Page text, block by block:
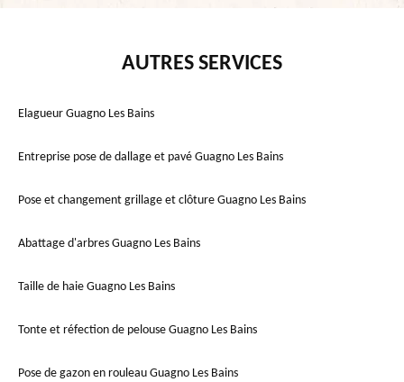
AUTRES SERVICES
Elagueur Guagno Les Bains
Entreprise pose de dallage et pavé Guagno Les Bains
Pose et changement grillage et clôture Guagno Les Bains
Abattage d'arbres Guagno Les Bains
Taille de haie Guagno Les Bains
Tonte et réfection de pelouse Guagno Les Bains
Pose de gazon en rouleau Guagno Les Bains